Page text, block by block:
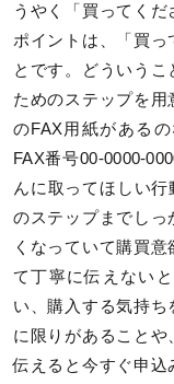
うやく「買ってく
ポイントは、「買っ
とです。どういう
ためのステップを
のFAX用紙がある
FAX番号00-0000-
んに取ってほしい
のステップまでしっ
くなっていて購買
て丁寧に伝えない
い、購入する気持
に限りがあること
伝えると今すぐ申込